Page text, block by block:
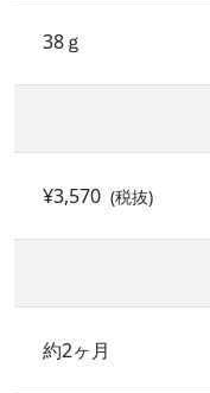
38ｇ
¥3,570 (税抜)
約2ヶ月